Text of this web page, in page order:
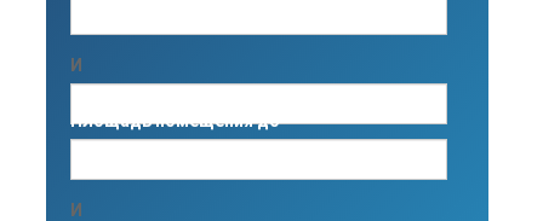
И
Площадь помещения до
И